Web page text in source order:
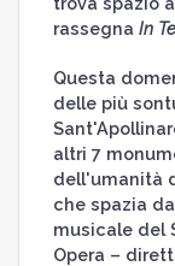
rassegna In
Questa
delle più
altri 7
dell'umanità
che spazia
musicale del
Opera –